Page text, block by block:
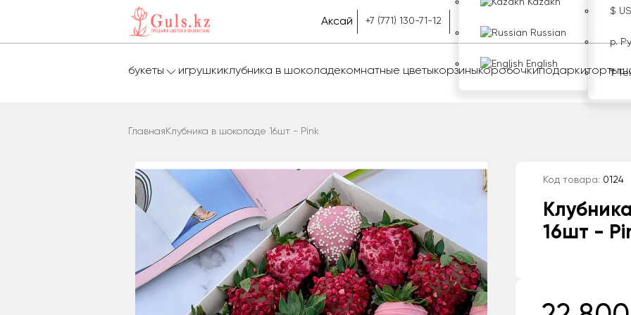
Аксай +7 (771) 130-71-12
Kazakh
Russian
English
$
р.
₸
букеты игрушкиклубника в шоколадекомнатные цветыкорзиныкоробочкиподаркиторты
Главная Клубника в шоколаде 16шт - Pink
Код товара: 0124
16шт -